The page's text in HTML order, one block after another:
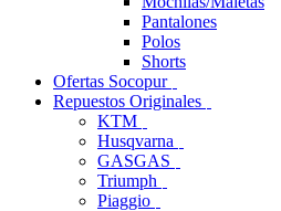
Pantalones
Polos
Shorts
Ofertas Socopur
Repuestos Originales
KTM
Husqvarna
GASGAS
Triumph
Piaggio